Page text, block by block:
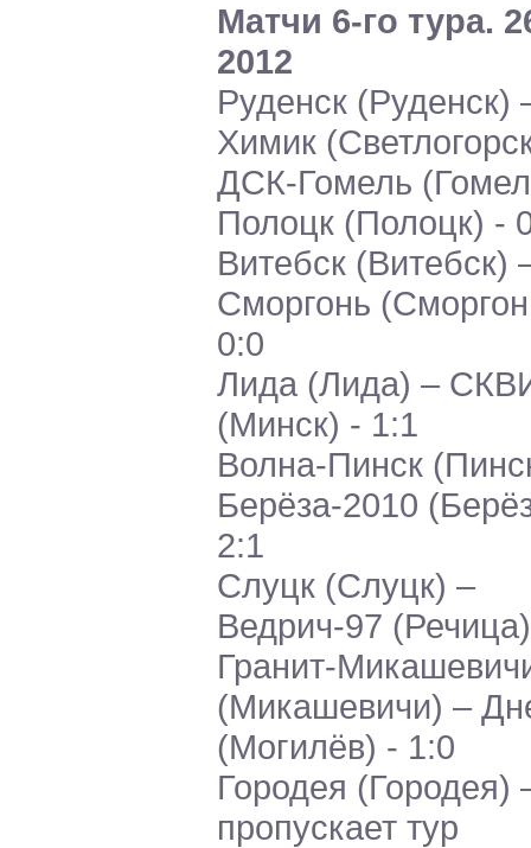
Матчи 6-го тура.
2012
Руденск (Руденск)
Химик
ДСК-Гомель
Полоцк (Полоцк) -
Витебск (Витебск)
Сморгонь
0:0
Лида (Лида) –
(Минск) - 1:1
Волна-Пинск
Берёза-2010
2:1
Слуцк (Слуцк) –
Ведрич-97
Гранит-
(Микашевичи) –
(Могилёв) - 1:0
Городея (Городея)
пропускает тур